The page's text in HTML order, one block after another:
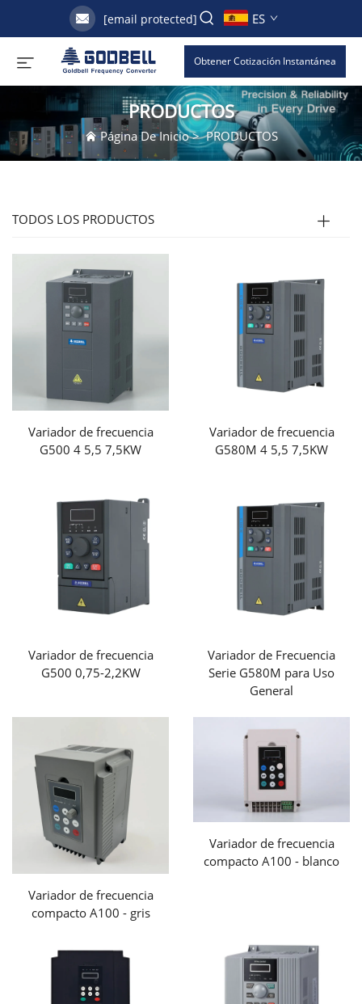
[email protected] ES
Obtener Cotización Instantánea
PRODUCTOS
Página De Inicio>PRODUCTOS
TODOS LOS PRODUCTOS
Variador de frecuencia
G500 4 5,5 7,5KW
Variador de frecuencia
G580M 4 5,5 7,5KW
Variador de frecuencia
G500 0,75-2,2KW
Variador de Frecuencia
Serie G580M para Uso
General
Variador de frecuencia
compacto A100 - gris
Variador de frecuencia
compacto A100 - blanco